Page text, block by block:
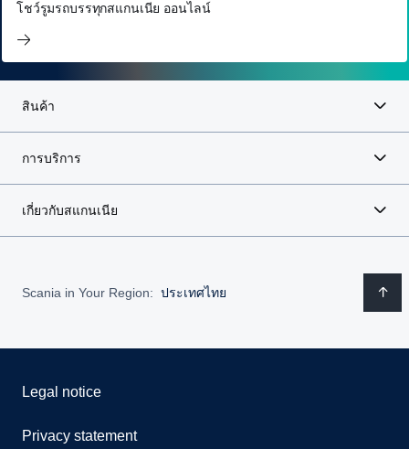
โชว์รูมรถบรรทุกสแกนเนีย ออนไลน์
สินค้า
การบริการ
เกี่ยวกับสแกนเนีย
Scania in Your Region: ประเทศไทย
Legal notice
Privacy statement